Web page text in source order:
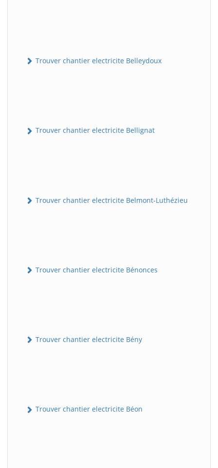
Trouver chantier electricite Belleydoux
Trouver chantier electricite Bellignat
Trouver chantier electricite Belmont-Luthézieu
Trouver chantier electricite Bénonces
Trouver chantier electricite Bény
Trouver chantier electricite Béon